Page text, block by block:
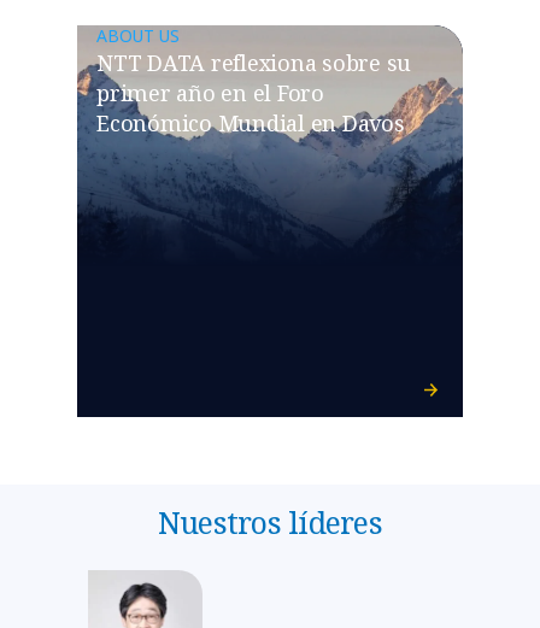
ABOUT US
NTT DATA reflexiona sobre su
primer año en el Foro
Económico Mundial en Davos
Nuestros líderes